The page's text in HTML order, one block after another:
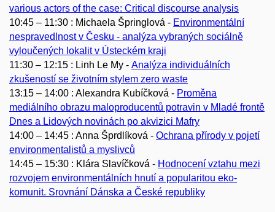
various actors of the case: Critical discourse analysis
10:45 – 11:30 : Michaela Špringlová - Environmentální
nespravedlnost v Česku - analýza vybraných sociálně
vyloučených lokalit v Ústeckém kraji
11:30 – 12:15 : Linh Le My - Analýza individuálních
zkušeností se životním stylem zero waste
13:15 – 14:00 : Alexandra Kubíčková - Proměna
mediálního obrazu maloproducentů potravin v Mladé frontě
Dnes a Lidových novinách po akvizici Mafry
14:00 – 14:45 : Anna Šprdlíková - Ochrana přírody v pojetí
environmentalistů a myslivců
14:45 – 15:30 : Klára Slavíčková - Hodnocení vztahu mezi
rozvojem environmentálních hnutí a popularitou eko-
komunit. Srovnání Dánska a České republiky